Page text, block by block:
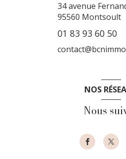
34 avenue
95560 Montsoult
01 83 93 60 50
NOS
Nous